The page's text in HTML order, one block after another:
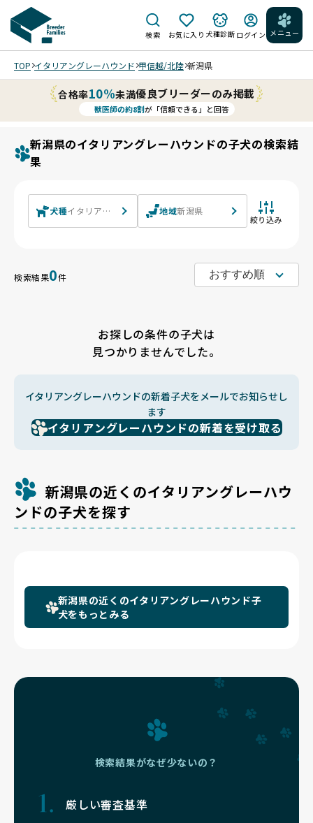
検索 お気に入り 犬種診断 ログイン メニュー
TOP イタリアングレーハウンド 甲信越/北陸 新潟県
合格率10%未満優良ブリーダーのみ掲載
獣医師の約8割が「信頼できる」と回答
新潟県のイタリアングレーハウンドの子犬の検索結
果
犬種イタリアングレーハウンド
地域新潟県
絞り込み
検索結果0件
お探しの条件の子犬は
見つかりませんでした。
イタリアングレーハウンドの新着子犬をメールでお知らせし
ます
イタリアングレーハウンドの新着を受け取る
新潟県の近くのイタリアングレーハウ
ンドの子犬を探す
新潟県の近くのイタリアングレーハウンド子
犬をもっとみる
検索結果がなぜ少ないの？
厳しい審査基準